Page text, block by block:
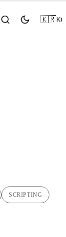
🇰🇷KO
SCRIPTING